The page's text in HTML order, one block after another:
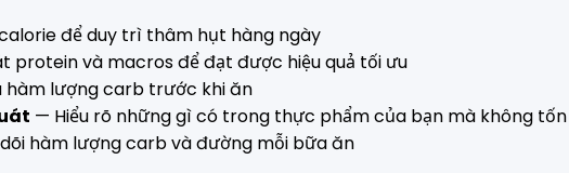
để duy trì thâm hụt hàng ngày
protein và macros để đạt được hiệu quả tối ưu
hàm lượng carb trước khi ăn
— Hiểu rõ những gì có trong thực phẩm của bạn mà không
hàm lượng carb và đường mỗi bữa ăn